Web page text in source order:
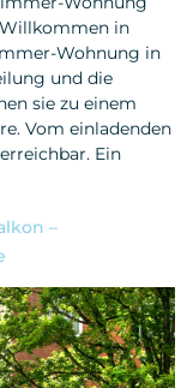
in
Wohnung in
und die
sie zu einem
Vom einladenden
Ein
–